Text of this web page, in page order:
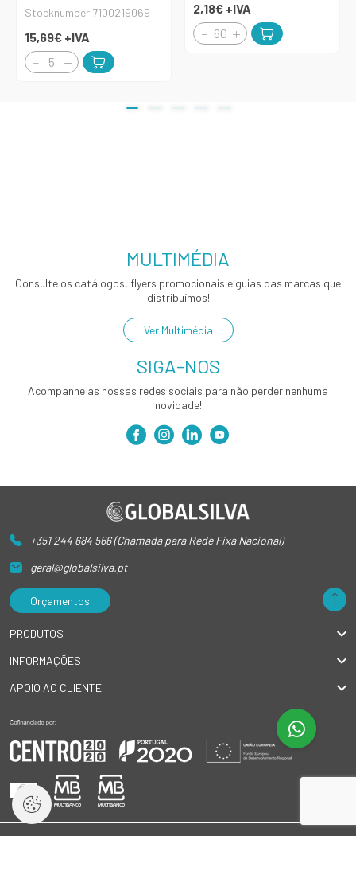
Stocknumber 7100219069
15,69€ +IVA
2,18€ +IVA
MULTIMÉDIA
Consulte os catálogos, flyers promocionais e guias das marcas que
distribuímos!
Ver Multimédia
SIGA-NOS
Acompanhe as nossas redes sociais para não perder nenhuma
novidade!
+351 244 684 566 (Chamada para Rede Fixa Nacional)
geral@globalsilva.pt
Orçamentos
PRODUTOS
INFORMAÇÕES
APOIO AO CLIENTE